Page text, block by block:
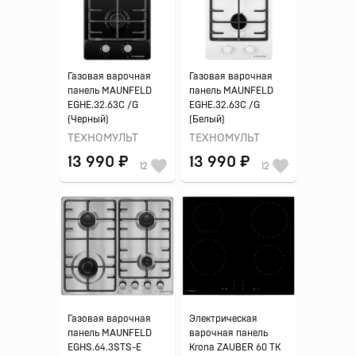
Газовая варочная
панель MAUNFELD
EGHE.32.63C /G
(Черный)
ТЕХНОМУЛЬТ
13 990 ₽ 12
Газовая варочная
панель MAUNFELD
EGHE.32.63C /G
(Белый)
ТЕХНОМУЛЬТ
13 990 ₽ 12
Газовая варочная
панель MAUNFELD
EGHS.64.3STS-E
Электрическая
варочная панель
Krona ZAUBER 60 TK